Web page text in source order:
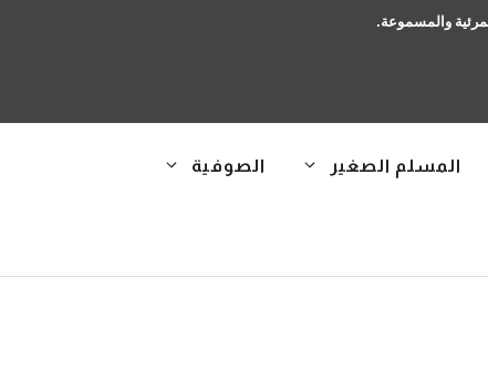
والمسموعة.
المسلم الصغير الصوفية